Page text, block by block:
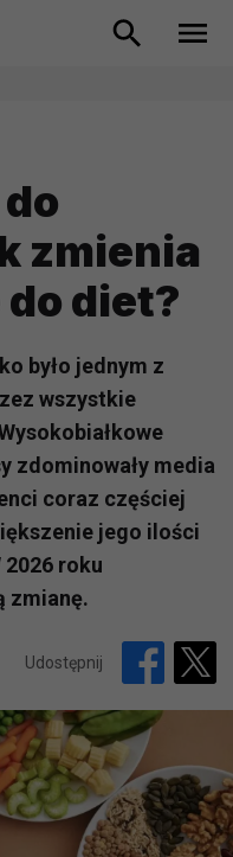
zmienia
diet?
było jednym z
wszystkie
zdominowały media
coraz częściej
jego ilości
2026 roku
zmianę.
Udostępnij